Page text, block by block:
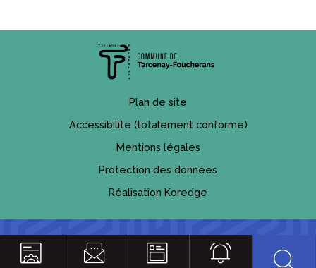
Plan de site
Accessibilite (totalement conforme)
Mentions légales
Protection des données
Réalisation Koredge